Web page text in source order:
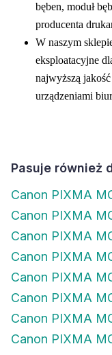
bęben, moduł
producenta
W naszym
eksploatacyjne
najwyższą
urządzeniami
Pasuje również
Canon PIXMA
Canon PIXMA
Canon PIXMA
Canon PIXMA
Canon PIXMA
Canon PIXMA
Canon PIXMA
Canon PIXMA